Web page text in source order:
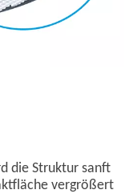
die Struktur sanft
vergrößert